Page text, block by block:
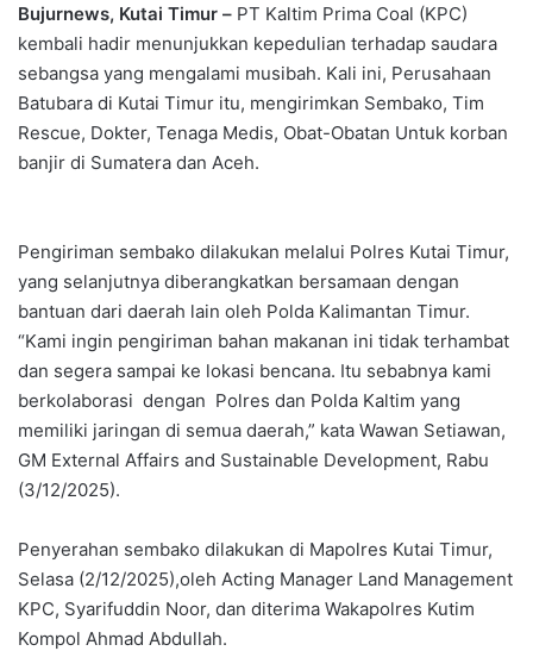
Bujurnews, Kutai Timur – PT Kaltim Prima Coal (KPC)
kembali hadir menunjukkan kepedulian terhadap saudara
sebangsa yang mengalami musibah. Kali ini, Perusahaan
Batubara di Kutai Timur itu, mengirimkan Sembako, Tim
Rescue, Dokter, Tenaga Medis, Obat-Obatan Untuk korban
banjir di Sumatera dan Aceh.
Pengiriman sembako dilakukan melalui Polres Kutai Timur,
yang selanjutnya diberangkatkan bersamaan dengan
bantuan dari daerah lain oleh Polda Kalimantan Timur.
“Kami ingin pengiriman bahan makanan ini tidak terhambat
dan segera sampai ke lokasi bencana. Itu sebabnya kami
berkolaborasi dengan Polres dan Polda Kaltim yang
memiliki jaringan di semua daerah,” kata Wawan Setiawan,
GM External Affairs and Sustainable Development, Rabu
(3/12/2025).
Penyerahan sembako dilakukan di Mapolres Kutai Timur,
Selasa (2/12/2025),oleh Acting Manager Land Management
KPC, Syarifuddin Noor, dan diterima Wakapolres Kutim
Kompol Ahmad Abdullah.